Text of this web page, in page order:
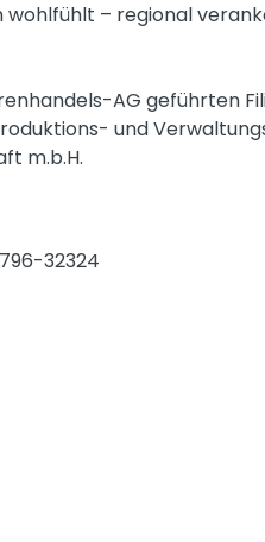
– regional
AG geführten
und
m.b.H.
32324